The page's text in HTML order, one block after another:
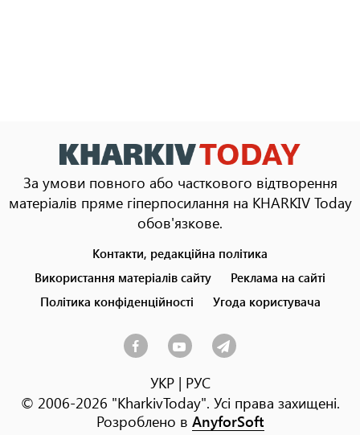
За умови повного або часткового відтворення
матеріалів пряме гіперпосилання на KHARKIV Today
обов'язкове.
menu
Контакти, редакційна політика
Використання матеріалів сайту
Реклама на сайті
Політика конфіденційності
Угода користувача
УКР| РУС
© 2006-2026 "KharkivToday". Усі права захищені.
Розроблено в AnyforSoft